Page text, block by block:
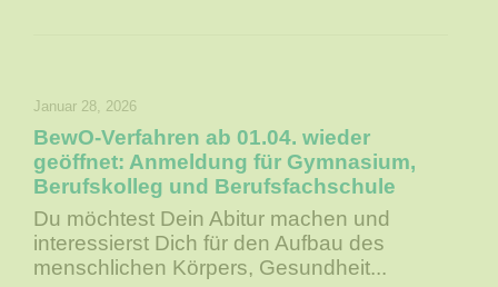
Januar 28, 2026
BewO-Verfahren ab 01.04. wieder
geöffnet: Anmeldung für Gymnasium,
Berufskolleg und Berufsfachschule
Du möchtest Dein Abitur machen und
interessierst Dich für den Aufbau des
menschlichen Körpers, Gesundheit...